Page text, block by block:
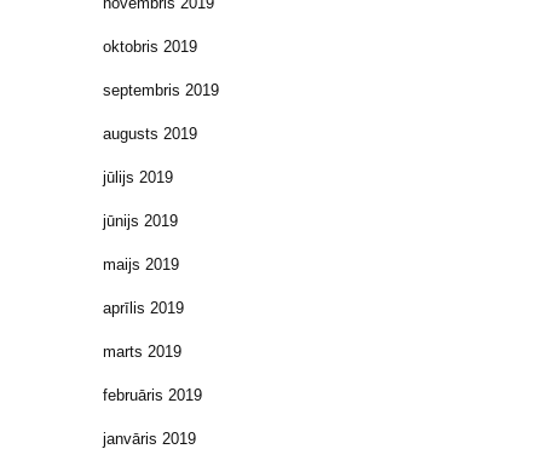
oktobris 2019
septembris 2019
augusts 2019
jūlijs 2019
jūnijs 2019
maijs 2019
aprīlis 2019
marts 2019
februāris 2019
janvāris 2019